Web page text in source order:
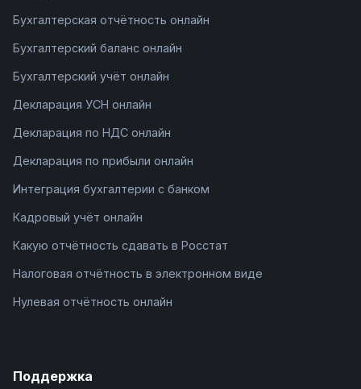
Бухгалтерская отчётность онлайн
Бухгалтерский баланс онлайн
Бухгалтерский учёт онлайн
Декларация УСН онлайн
Декларация по НДС онлайн
Декларация по прибыли онлайн
Интеграция бухгалтерии с банком
Кадровый учёт онлайн
Какую отчётность сдавать в Росстат
Налоговая отчётность в электронном виде
Нулевая отчётность онлайн
Поддержка